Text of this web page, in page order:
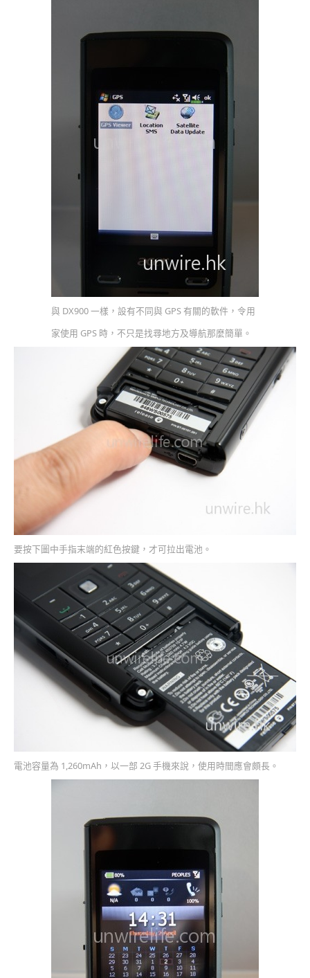
與 DX900 一樣，設有不同與 GPS 有關的軟件，令用
家使用 GPS 時，不只是找尋地方及導航那麼簡單。
要按下圖中手指末端的紅色按鍵，才可拉出電池。
電池容量為 1,260mAh，以一部 2G 手機來說，使用時間應會頗長。